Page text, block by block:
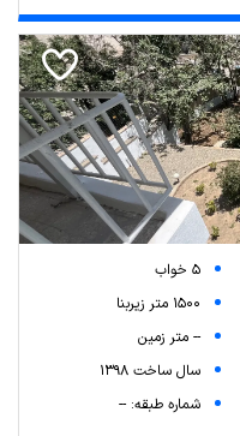
5 خواب
1500 متر زیربنا
-- متر زمین
سال ساخت 1398
شماره طبقه: --